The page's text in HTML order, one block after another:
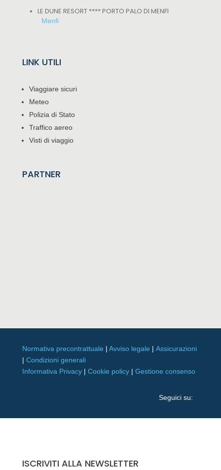
LE DUNE RESORT **** PORTO PALO DI MENFI
Menfi
LINK UTILI
Viaggiare sicuri
Meteo
Polizia di Stato
Traffico aereo
Visti di viaggio
PARTNER
Normativa precontrattuale | Avviso legale | Assicurazioni
| Condizioni generali
Informativa Privacy| Cookie policy| Gestione consenso
Seguici su:
ISCRIVITI ALLA NEWSLETTER